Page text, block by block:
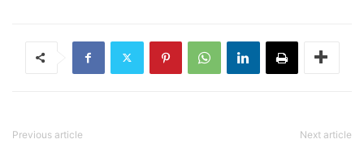
Previous article Next article